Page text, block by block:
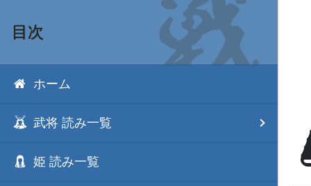
目次
ホーム
武将 読み一覧
姫 読み一覧